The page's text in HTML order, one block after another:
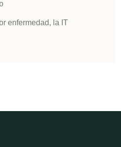
enfermedad, la IT